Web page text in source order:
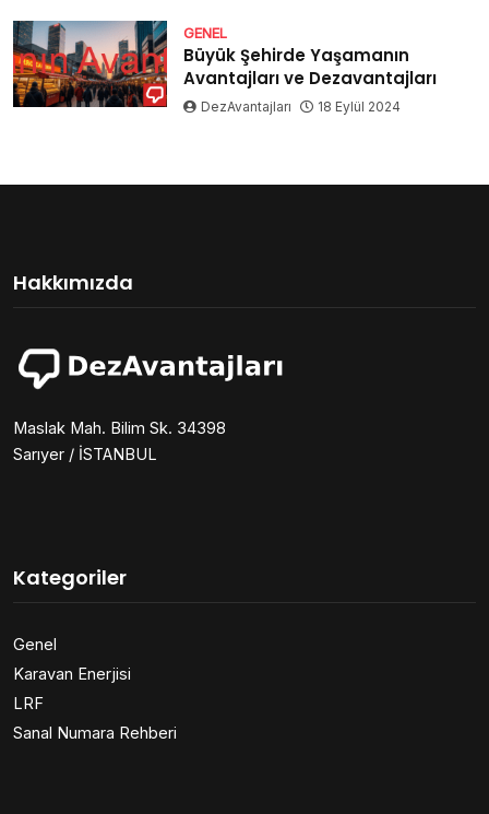
GENEL
Büyük Şehirde Yaşamanın
Avantajları ve Dezavantajları
DezAvantajları 18 Eylül 2024
Hakkımızda
Maslak Mah. Bilim Sk. 34398
Sarıyer / İSTANBUL
Kategoriler
Genel
Karavan Enerjisi
LRF
Sanal Numara Rehberi